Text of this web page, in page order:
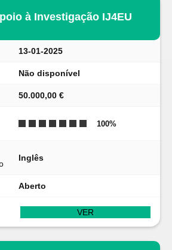
à Investigação IJ4EU
13-01-2025
Não disponível
50.000,00 €
100%
Inglês
Aberto
VER